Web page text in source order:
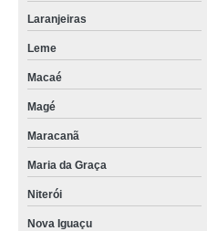
Laranjeiras
Leme
Macaé
Magé
Maracanã
Maria da Graça
Niterói
Nova Iguaçu